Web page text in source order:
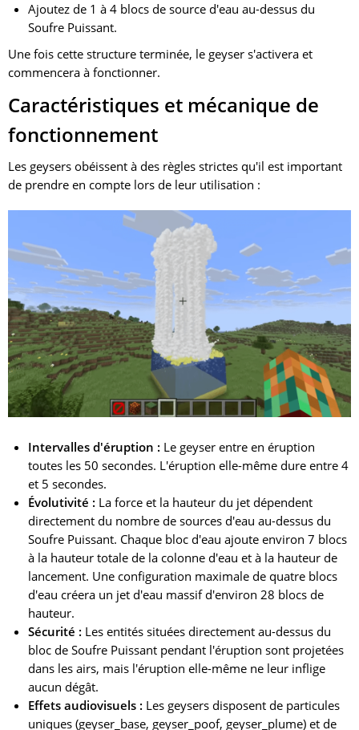
Ajoutez de 1 à 4 blocs de source d'eau au-dessus du
Soufre Puissant.
Une fois cette structure terminée, le geyser s'activera et
commencera à fonctionner.
Caractéristiques et mécanique de
fonctionnement
Les geysers obéissent à des règles strictes qu'il est important
de prendre en compte lors de leur utilisation :
Intervalles d'éruption : Le geyser entre en éruption
toutes les 50 secondes. L'éruption elle-même dure entre 4
et 5 secondes.
Évolutivité : La force et la hauteur du jet dépendent
directement du nombre de sources d'eau au-dessus du
Soufre Puissant. Chaque bloc d'eau ajoute environ 7 blocs
à la hauteur totale de la colonne d'eau et à la hauteur de
lancement. Une configuration maximale de quatre blocs
d'eau créera un jet d'eau massif d'environ 28 blocs de
hauteur.
Sécurité : Les entités situées directement au-dessus du
bloc de Soufre Puissant pendant l'éruption sont projetées
dans les airs, mais l'éruption elle-même ne leur inflige
aucun dégât.
Effets audiovisuels : Les geysers disposent de particules
uniques (geyser_base, geyser_poof, geyser_plume) et de